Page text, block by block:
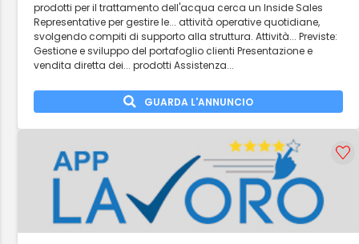
prodotti per il trattamento dell'acqua cerca un Inside Sales
Representative per gestire le... attività operative quotidiane,
svolgendo compiti di supporto alla struttura. Attività... Previste:
Gestione e sviluppo del portafoglio clienti Presentazione e
vendita diretta dei... prodotti Assistenza...
GUARDA L'ANNUNCIO